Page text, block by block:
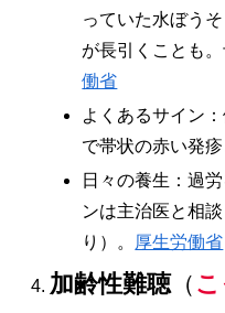
っていた水ぼう
が長引くことも
働省
よくあるサイン
で帯状の赤い発疹
日々の養生：過
ンは主治医と相
り）。 厚生労働省
加齢性難聴（